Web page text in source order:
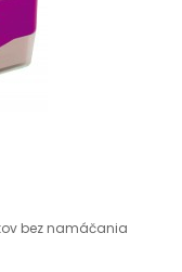
bez namáčania